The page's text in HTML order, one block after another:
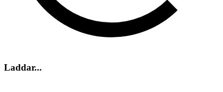
Laddar...